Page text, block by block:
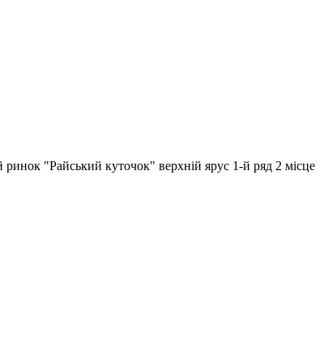
"Райський куточок" верхній ярус 1-й ряд 2 місце